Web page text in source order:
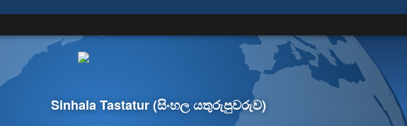
Sinhala Tastatur(සිංහල යතුරුපුවරුව)